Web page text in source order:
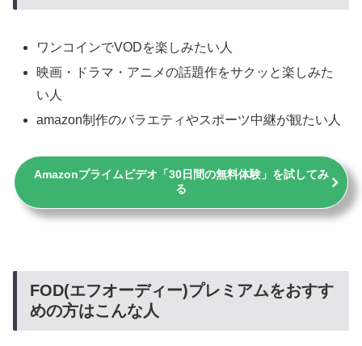
ワンコインでVODを楽しみたい人
映画・ドラマ・アニメの話題作をサクッと楽しみた
い人
amazon制作のバラエティやスポーツ中継が観たい人
Amazonプライムビデオ「30日間の無料体験」を試してみ
る
FOD(エフオーディー)プレミアムをおすす
めの方はこんな人